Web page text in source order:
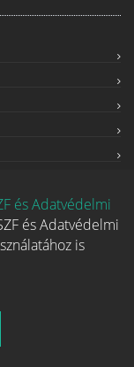
és Adatvédelmi
és Adatvédelmi
is